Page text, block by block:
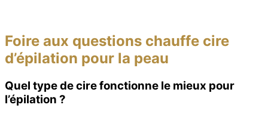
Foire aux questions chauffe cire
d’épilation pour la peau
Quel type de cire fonctionne le mieux pour
l’épilation ?